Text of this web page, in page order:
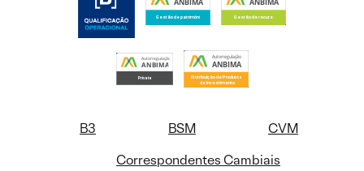
B3 BSM
CVM
Correspondentes Cambiais